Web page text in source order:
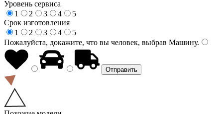
Уровень сервиса
1
2 3 4
5
Срок изготовления
1
2 3 4
5
Пожалуйста, докажите, что вы человек, выбрав Машину.